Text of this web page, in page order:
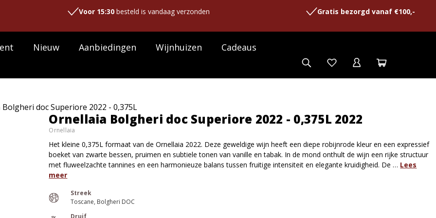
Voor 15:30besteld is vandaag verzonden Gratis bezorgd vanaf €100,-
Nieuw Aanbiedingen Wijnhuizen Cadeaus
doc Superiore 2022 - 0,375L
Ornellaia Bolgheri doc Superiore 2022 - 0,375L 2022
Ornellaia
Het kleine 0,375L formaat van de Ornellaia 2022. Deze geweldige wijn heeft een diepe robijnrode kleur en een expressief
boeket van zwarte bessen, pruimen en subtiele tonen van vanille en tabak. In de mond onthult de wijn een rijke structuur
met fluweelzachte tannines en een harmonieuze balans tussen fruitige intensiteit en elegante kruidigheid. De … Lees
meer
Streek
Toscane Bolgheri DOC
Druif